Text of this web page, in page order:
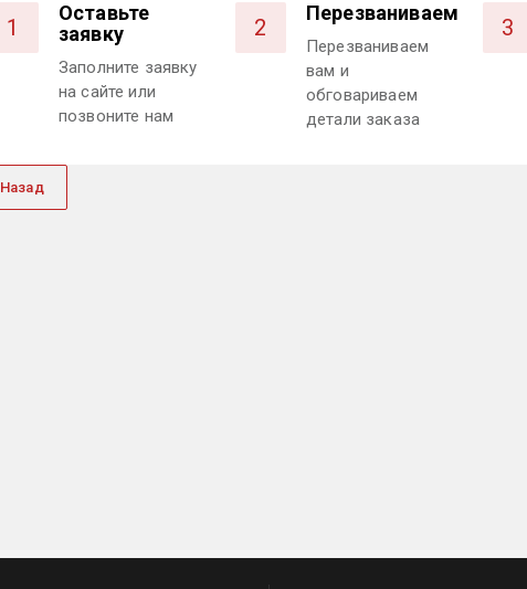
1
Оставьте
заявку
Заполните заявку
на сайте или
позвоните нам
2
Перезваниваем
Перезваниваем
вам и
обговариваем
детали заказа
3
Назад